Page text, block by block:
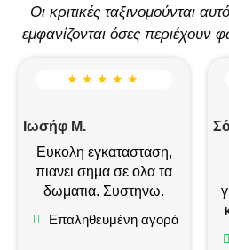
Οι κριτικές ταξινομούνται
εμφανίζονται όσες περιέχουν
★ ★ ★ ★ ★
Ιωσήφ Μ.
Ευκολη εγκατασταση,
πιανει σημα σε ολα τα
δωματια. Συστηνω.
Επαληθευμένη αγορά